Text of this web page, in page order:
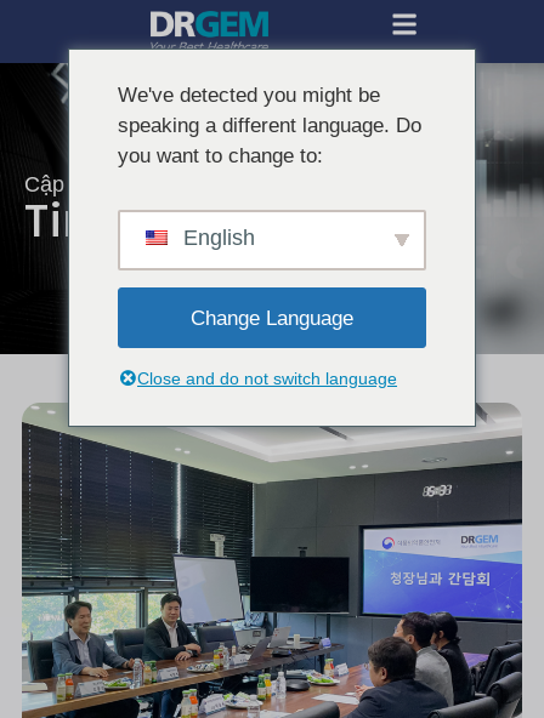
Cập nhật tin tức mới nhất từ DRGEM.
Tin tức DRGEM
We've detected you might be
speaking a different language. Do
you want to change to:
English
Change Language
Close and do not switch language